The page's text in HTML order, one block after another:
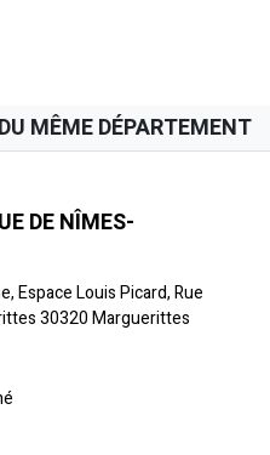
MÊME DÉPARTEMENT
DE NÎMES-
Espace Louis Picard, Rue
30320 Marguerittes